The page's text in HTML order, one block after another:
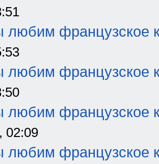
любим французское
любим французское
любим французское
02:09
любим французское